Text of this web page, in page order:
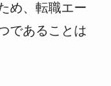
め、転職エー
であることは